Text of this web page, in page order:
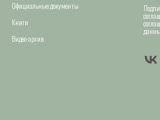
Официальные документы
Книги
Видео-архив